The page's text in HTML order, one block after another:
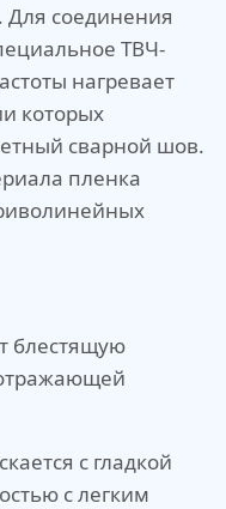
соединения
ТВЧ-
нагревает
которых
сварной шов.
пленка
блестящую
с гладкой
с легким